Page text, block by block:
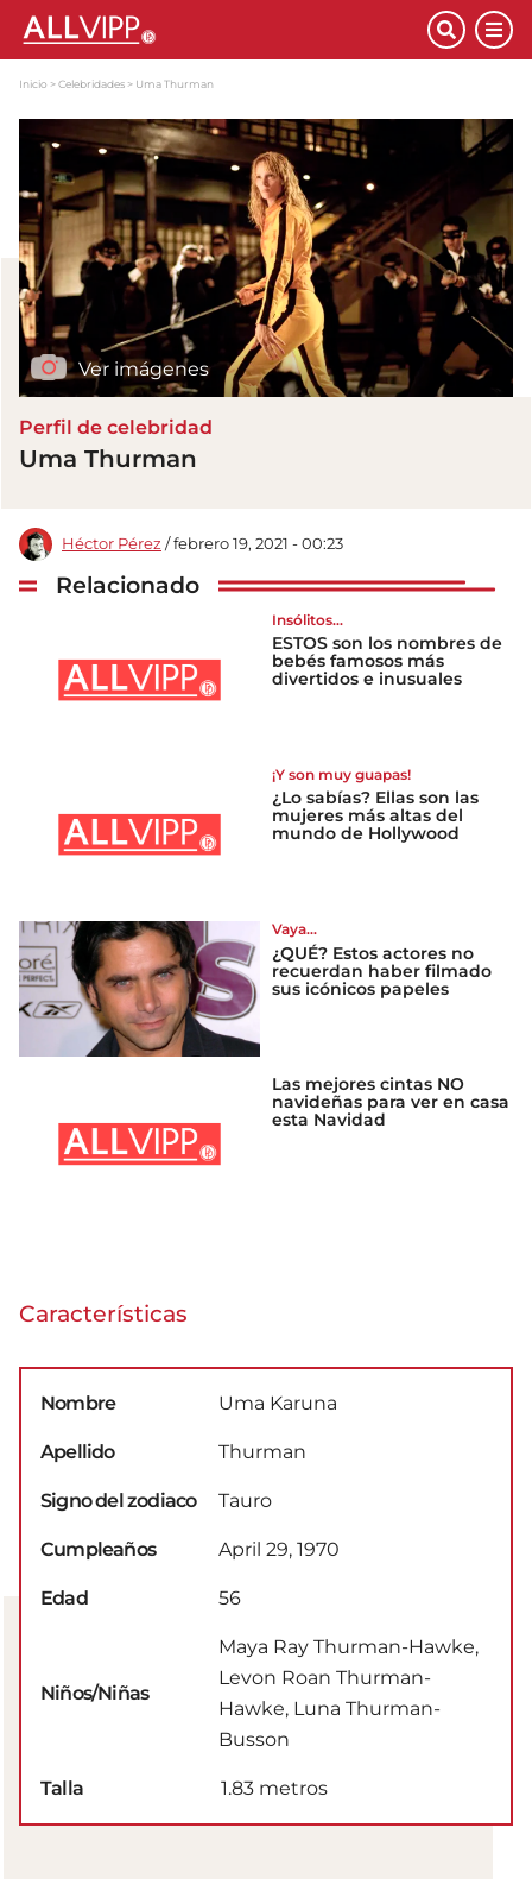
Inicio Celebridades Uma Thurman
Ver imágenes
Perfil de celebridad
Uma Thurman
Héctor Pérez / febrero 19, 2021 - 00:23
Relacionado
Insólitos...
ESTOS son los nombres de
bebés famosos más
divertidos e inusuales
¡Y son muy guapas!
¿Lo sabías? Ellas son las
mujeres más altas del
mundo de Hollywood
Vaya...
¿QUÉ? Estos actores no
recuerdan haber filmado
sus icónicos papeles
Las mejores cintas NO
navideñas para ver en casa
esta Navidad
Características
Nombre Uma Karuna
Apellido Thurman
Signo del zodiaco Tauro
Cumpleaños April 29, 1970
Edad 56
Niños/Niñas
Maya Ray Thurman-Hawke,
Levon Roan Thurman-
Hawke, Luna Thurman-
Busson
Talla 1.83 metros